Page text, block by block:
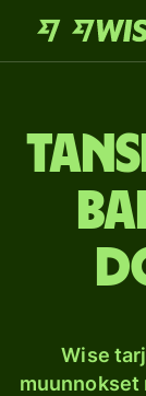
Wise
muunnokset